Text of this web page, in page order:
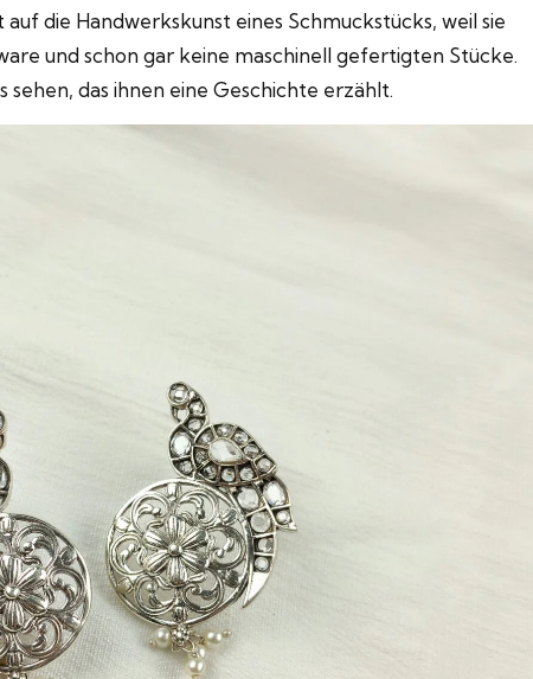
die Handwerkskunst eines Schmuckstücks, weil sie
und schon gar keine maschinell gefertigten Stücke.
das ihnen eine Geschichte erzählt.